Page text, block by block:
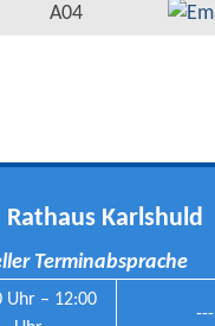
A04
Karlshuld
Terminabsprache
Uhr – 12:00
---